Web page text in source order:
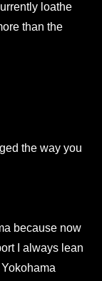
loathe
than the
the way you
because now
I always lean